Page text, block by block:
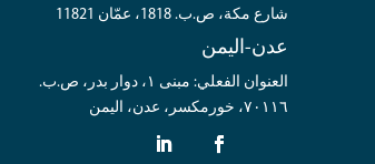
شارع مكة، ص.ب. 1818، عمّان 11821
عدن-اليمن
العنوان الفعلي: مبنى ١، دوار بدر، ص.ب.
٧٠١١٦، خورمكسر، عدن، اليمن